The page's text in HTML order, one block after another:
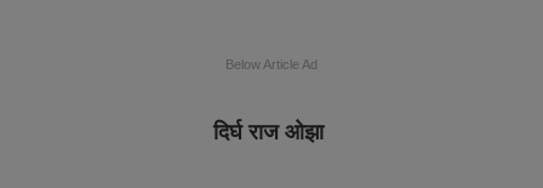
Below Article Ad
दिर्घ राज ओझा